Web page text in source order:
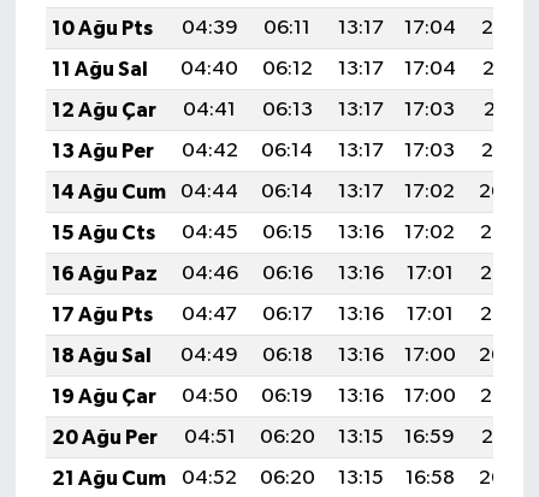
10 Ağu Pts
04:39 06:11 13:17 17:04
20:14
11 Ağu Sal
04:40 06:12 13:17 17:04
20:12
12 Ağu Çar
04:41 06:13 13:17 17:03
20:11
13 Ağu Per
04:42 06:14 13:17 17:03
20:10
14 Ağu Cum
04:44 06:14 13:17 17:02
20:09
15 Ağu Cts
04:45 06:15 13:16 17:02
20:08
16 Ağu Paz
04:46 06:16 13:16 17:01
20:06
17 Ağu Pts
04:47 06:17 13:16 17:01
20:05
18 Ağu Sal
04:49 06:18 13:16 17:00
20:04
19 Ağu Çar
04:50 06:19 13:16 17:00
20:02
20 Ağu Per
04:51 06:20 13:15 16:59
20:01
21 Ağu Cum
04:52 06:20 13:15 16:58
20:00